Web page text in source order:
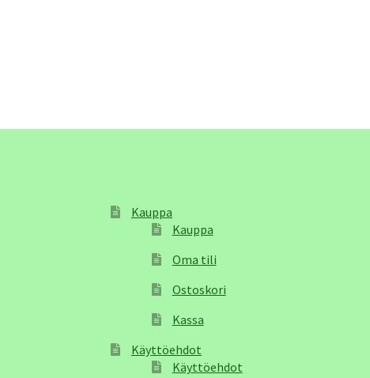
Kauppa
Kauppa
Oma tili
Ostoskori
Kassa
Käyttöehdot
Käyttöehdot